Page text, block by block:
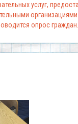
услуг,
опрос граждан.